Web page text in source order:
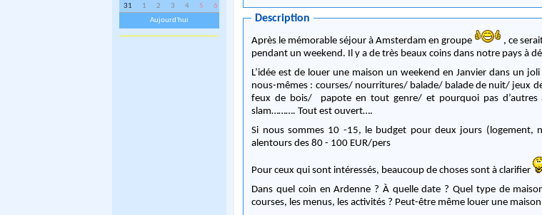
31
1 2 3 4 5
6
Aujourd'hui
Description
Après le mémorable séjour à Amsterdam en groupe
pendant un weekend. Il y a de très beaux coins dans notre pays à
L’idée est de louer une maison un weekend en Janvier dans un
nous-mêmes : courses/ nourritures/ balade/ balade de nuit/ jeux
feux de bois/ papote en tout genre/ et pourquoi pas d’autres
slam………. Tout est ouvert….
Si nous sommes 10 -15, le budget pour deux jours (logement,
alentours des 80 - 100 EUR/pers
Pour ceux qui sont intéressés, beaucoup de choses sont à clarifier
Dans quel coin en Ardenne ? À quelle date ? Quel type de
courses, les menus, les activités ? Peut-être même louer une maison